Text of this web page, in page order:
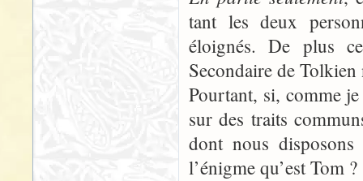
tant les deux
éloignés. De plus
Secondaire de Tolkien
Pourtant, si, comme
sur des traits
dont nous
l’énigme qu’est Tom ?